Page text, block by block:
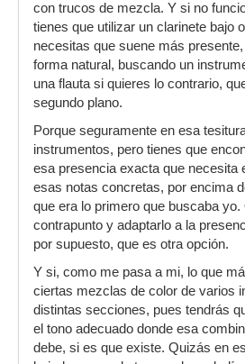
con trucos de mezcla. Y si no
tienes que utilizar un clarinete bajo
necesitas que suene más
forma natural, buscando un
una flauta si quieres lo contrario,
segundo plano.
Porque seguramente en esa
instrumentos, pero tienes que
esa presencia exacta que necesita
esas notas concretas, por encima
que era lo primero que buscaba yo.
contrapunto y adaptarlo a la
por supuesto, que es otra opción.
Y si, como me pasa a mi, lo que
ciertas mezclas de color de varios
distintas secciones, pues tendrás
el tono adecuado donde esa
debe, si es que existe. Quizás en